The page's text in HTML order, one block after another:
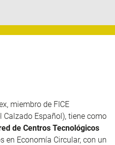
, miembro de FICE
Calzado Español), tiene como
de Centros Tecnológicos
en Economía Circular, con un